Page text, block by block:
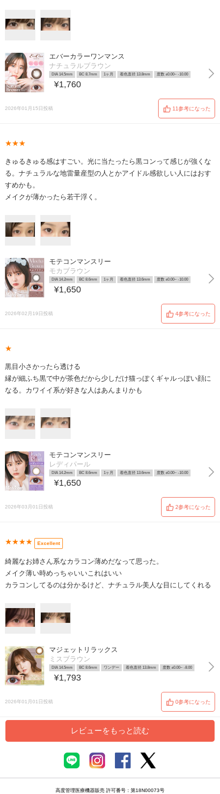
エバーカラーワンマンス
ナチュラルブラウン
DIA 14.5mm BC 8.7mm 1ヶ月 着色直径 13.8mm 度数 ±0.00~ -10.00
¥1,760
2026年01月15日投稿 11参考になった
★★★
きゅるきゅる感はすごい。光に当たったら黒コンって感じが強くな
る。ナチュラルな地雷量産型の人とかアイドル感欲しい人にはおす
すめかも。
メイクが薄かったら若干浮く。
モテコンマンスリー
モカブラウン
DIA 14.2mm BC 8.6mm 1ヶ月 着色直径 13.6mm 度数 ±0.00~ -10.00
¥1,650
2026年02月19日投稿 4参考になった
★
黒目小さかったら透ける
縁が細ふち黒で中が茶色だから少しだけ猫っぽくギャルっぽい顔に
なる。カワイイ系が好きな人はあんまりかも
モテコンマンスリー
レディパール
DIA 14.2mm BC 8.6mm 1ヶ月 着色直径 13.6mm 度数 ±0.00~ -10.00
¥1,650
2026年03月01日投稿 2参考になった
★★★★ Excellent
綺麗なお姉さん系なカラコン薄めだなって思った。
メイク薄い時めっちゃいいこれはいい
カラコンしてるのは分かるけど、ナチュラル美人な目にしてくれる
マジェットリラックス
ミスブラウン
DIA 14.5mm BC 8.6mm ワンデー 着色直径 13.8mm 度数 ±0.00~ -8.00
¥1,793
2026年01月01日投稿 0参考になった
レビューをもっと読む
高度管理医療機器販売 許可番号：第18N00073号